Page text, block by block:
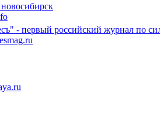
- первый российский журнал по